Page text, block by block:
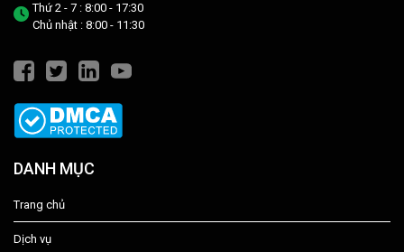
Thứ 2 - 7 : 8:00 - 17:30
Chủ nhật : 8:00 - 11:30
DANH MỤC
Trang chủ
Dịch vụ